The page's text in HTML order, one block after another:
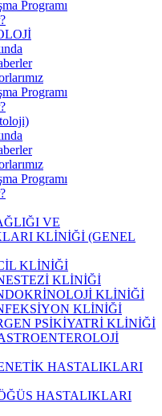
Programı
Programı
Programı
VE
KLİNİĞİ (GENEL
KLİNİĞİ
KLİNİĞİ
KLİNİĞİ
KLİNİĞİ
PSİKİYATRİ KLİNİĞİ
HASTALIKLARI
HASTALIKLARI